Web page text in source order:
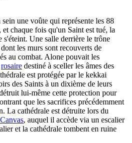
une voûte qui représente les 88
chaque fois qu'un Saint est tué, la
s'éteint. Une salle derrière le trône
les murs sont recouverts de
au combat. Alone pouvait les
rosaire destiné à sceller les âmes des
est protégée par le kekkai
des Saints à un dixième de leurs
lui-même cette protection pour
que les sacrifices précédemment
La cathédrale est détruite lors du
, auquel il accède via un escalier
et la cathédrale tombent en ruine